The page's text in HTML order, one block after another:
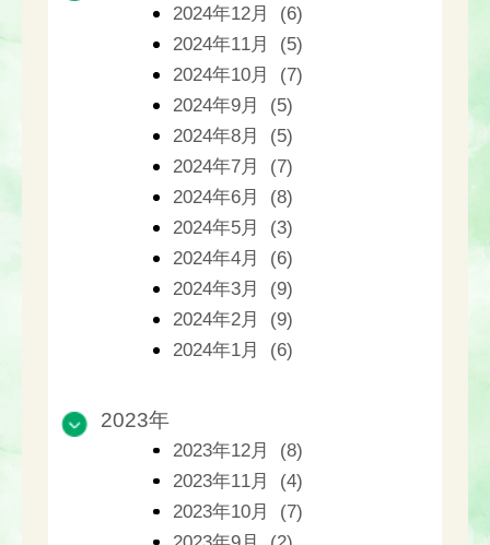
2024年12月 (6)
2024年11月 (5)
2024年10月 (7)
2024年9月 (5)
2024年8月 (5)
2024年7月 (7)
2024年6月 (8)
2024年5月 (3)
2024年4月 (6)
2024年3月 (9)
2024年2月 (9)
2024年1月 (6)
2023年
2023年12月 (8)
2023年11月 (4)
2023年10月 (7)